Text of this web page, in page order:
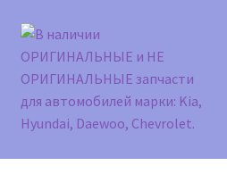
Перейти
к
навигации
Перейти
к
содержимому
Главная